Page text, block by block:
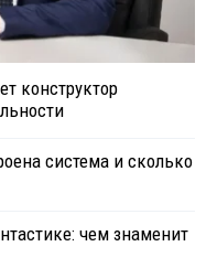
конструктор
система и сколько
чем знаменит